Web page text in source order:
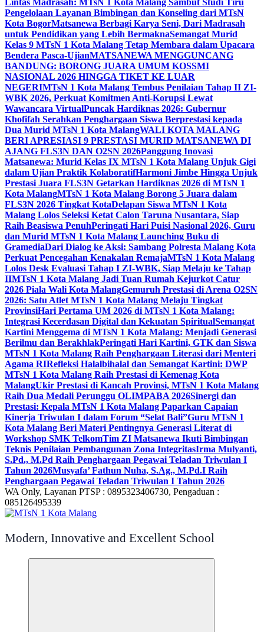
Lintas Madrasah: MTsN 1 Kota Malang Sambut Studi Tiru
Pengelolaan Layanan Bimbingan dan Konseling dari MTsN
Kota BogorMatsanewa Berbagi Karya Seni, Dari Madrasah
untuk Pendidikan yang Lebih BermaknaSemangat Murid
Kelas 9 MTsN 1 Kota Malang Tetap Membara dalam Upacara
Bendera Pasca-UjianMATSANEWA MENGGUNCANG
BANDUNG: BORONG JUARA UMUM KOSSMI
NASIONAL 2026 HINGGA TIKET KE LUAR
NEGERIMTsN 1 Kota Malang Tembus Penilaian Tahap II ZI-
WBK 2026, Perkuat Komitmen Anti-Korupsi Lewat
Wawancara VirtualPuncak Hardiknas 2026: Gubernur
Khofifah Serahkan Penghargaan Siswa Berprestasi kepada
Dua Murid MTsN 1 Kota MalangWALI KOTA MALANG
BERI APRESIASI 9 PRESTASI MURID MATSANEWA DI
AJANG FLS3N DAN O2SN 2026Panggung Inovasi
Matsanewa: Murid Kelas IX MTsN 1 Kota Malang Unjuk Gigi
dalam Ujian Praktik KolaboratifHarmoni Jimbe Hingga Unjuk
Prestasi Juara FLS3N Getarkan Hardiknas 2026 di MTsN 1
Kota MalangMTsN 1 Kota Malang Borong 5 Juara dalam
FLS3N 2026 Tingkat KotaDelapan Siswa MTsN 1 Kota
Malang Lolos Seleksi Ketat Calon Taruna Nusantara, Siap
Raih Beasiswa PenuhPeringati Hari Puisi Nasional 2026, Guru
dan Murid MTsN 1 Kota Malang Launching Buku di
GramediaDari Dialog ke Aksi: Sambang Polresta Malang Kota
Perkuat Pencegahan Kenakalan RemajaMTsN 1 Kota Malang
Lolos Desk Evaluasi Tahap I ZI-WBK, Siap Melaju ke Tahap
IIMTsN 1 Kota Malang Jadi Tuan Rumah Kejurkot Catur
2026 Piala Wali Kota MalangGemuruh Prestasi di Arena O2SN
2026: Satu Atlet MTsN 1 Kota Malang Melaju Tingkat
ProvinsiHari Pertama UM 2026 di MTsN 1 Kota Malang:
Integrasi Kecerdasan Digital dan Kekuatan SpiritualSemangat
Kartini Menggema di MTsN 1 Kota Malang: Menjadi Generasi
Berilmu dan BerakhlakPeringati Hari Kartini, GTK dan Siswa
MTsN 1 Kota Malang Raih Penghargaan Literasi dari Menteri
Agama RIRefleksi Halalbihalal dan Semangat Kartini: DWP
MTsN 1 Kota Malang Raih Prestasi di Kemenag Kota
MalangUkir Prestasi di Kancah Provinsi, MTsN 1 Kota Malang
Raih Dua Medali Perunggu OLIMPABA 2026Sinergi dan
Prestasi: Kepala MTsN 1 Kota Malang Paparkan Capaian
Kinerja Triwulan I dalam Forum “Selat Bali”Guru MTsN 1
Kota Malang Beri Materi Pentingnya Generasi Literat di
Workshop SMK TelkomTim ZI Matsanewa Ikuti Bimbingan
Teknis Penilaian Pembangunan Zona IntegritasIrma Mulyanti,
S.Pd., M.Pd Raih Penghargaan Pegawai Teladan Triwulan I
Tahun 2026Musyafa’ Fathun Nuha, S.Ag., M.Pd.I Raih
Penghargaan Pegawai Teladan Triwulan I Tahun 2026
WA Only, Layanan PTSP : 0895323406730, Pengaduan :
085126495339
Modern, Innovative and Excellent School